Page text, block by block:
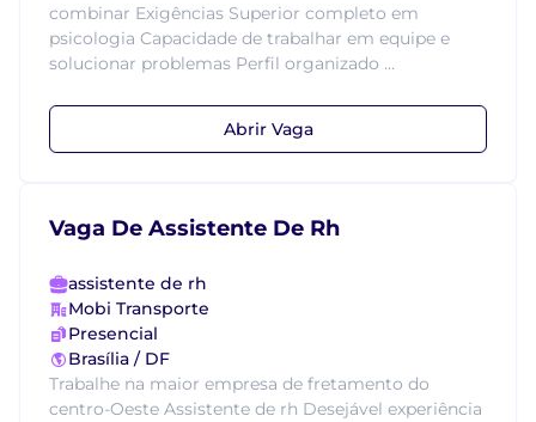
combinar Exigências Superior completo em
psicologia Capacidade de trabalhar em equipe e
solucionar problemas Perfil organizado ...
Abrir Vaga
Vaga De Assistente De Rh
assistente de rh
Mobi Transporte
Presencial
Brasília / DF
Trabalhe na maior empresa de fretamento do
centro-Oeste Assistente de rh Desejável experiência